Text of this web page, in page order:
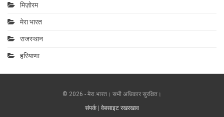
मिज़ोरम
मेरा भारत
राजस्थान
हरियाणा
© 2026 - मेरा.भारत। सभी अधिकार सुरक्षित।
संपर्क
वेबसाइट रखरखाव